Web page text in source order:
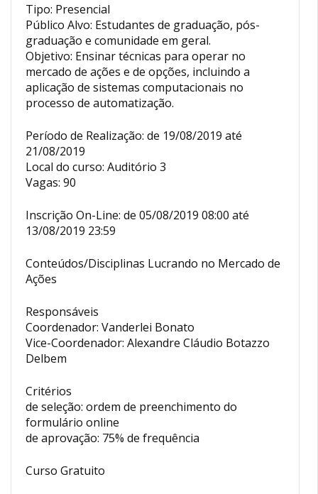
Tipo: Presencial
Público Alvo: Estudantes de graduação, pós-
graduação e comunidade em geral.
Objetivo: Ensinar técnicas para operar no
mercado de ações e de opções, incluindo a
aplicação de sistemas computacionais no
processo de automatização.
Período de Realização: de 19/08/2019 até
21/08/2019
Local do curso: Auditório 3
Vagas: 90
Inscrição On-Line: de 05/08/2019 08:00 até
13/08/2019 23:59
Conteúdos/Disciplinas Lucrando no Mercado de
Ações
Responsáveis
Coordenador: Vanderlei Bonato
Vice-Coordenador: Alexandre Cláudio Botazzo
Delbem
Critérios
de seleção: ordem de preenchimento do
formulário online
de aprovação: 75% de frequência
Curso Gratuito